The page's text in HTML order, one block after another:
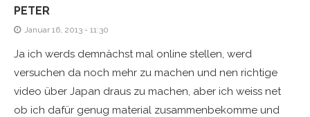
PETER
Januar 16, 2013 - 11:30
Ja ich werds demnächst mal online stellen, werd
versuchen da noch mehr zu machen und nen richtige
video über Japan draus zu machen, aber ich weiss net
ob ich dafür genug material zusammenbekomme und